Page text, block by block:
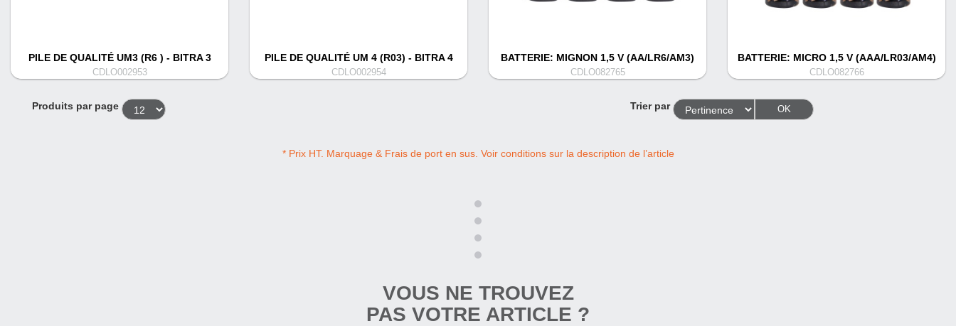
PILE DE QUALITÉ UM3 (R6 ) - BITRA 3
CDLO002953
PILE DE QUALITÉ UM 4 (R03) - BITRA 4
CDLO002954
BATTERIE: MIGNON 1,5 V (AA/LR6/AM3)
CDLO082765
BATTERIE: MICRO 1,5 V (AAA/LR03/AM4)
CDLO082766
Produits par page Trier par OK
* Prix HT. Marquage & Frais de port en sus. Voir conditions sur la description de l’article
VOUS NE TROUVEZ
PAS VOTRE ARTICLE ?